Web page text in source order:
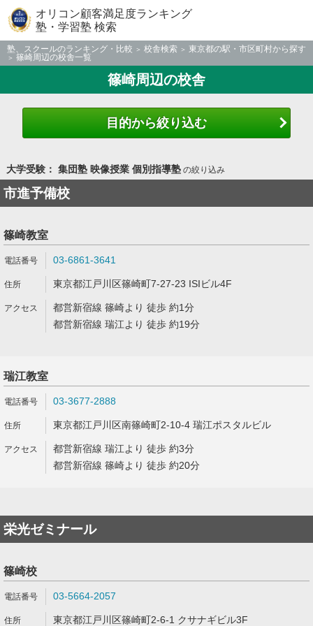
オリコン顧客満足度ランキング
塾・学習塾 検索
塾、スクールのランキング・比較 校舎検索
東京都の駅・市区町村から探す
篠崎周辺の校舎一覧
篠崎周辺の校舎
目的から絞り込む
大学受験： 集団塾 映像授業 個別指導塾の絞り込み
市進予備校
篠崎教室
03-6861-3641
東京都江戸川区篠崎町7-27-23 ISIビル4F
都営新宿線 篠崎より 徒歩 約1分
都営新宿線 瑞江より 徒歩 約19分
瑞江教室
03-3677-2888
東京都江戸川区南篠崎町2-10-4 瑞江ポスタルビル
都営新宿線 瑞江より 徒歩 約3分
都営新宿線 篠崎より 徒歩 約20分
栄光ゼミナール
篠崎校
03-5664-2057
東京都江戸川区篠崎町2-6-1 クサナギビル3F